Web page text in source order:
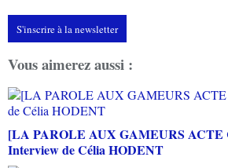
S'inscrire à la newsletter
Vous aimerez aussi :
[LA PAROLE AUX GAMEURS
Interview de Célia HODENT